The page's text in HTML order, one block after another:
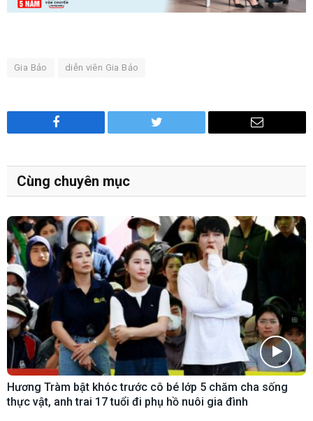
Gia Bảo diễn viên Gia Bảo
Facebook Twitter Email
Cùng chuyên mục
Hương Tràm bật khóc trước cô bé lớp 5 chăm cha sống
thực vật, anh trai 17 tuổi đi phụ hồ nuôi gia đình